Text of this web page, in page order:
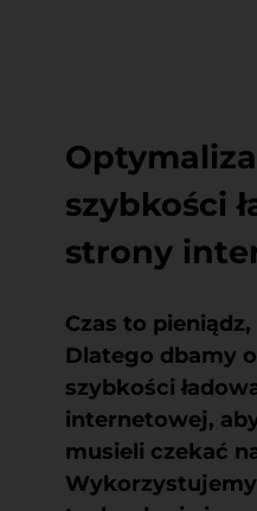
szybkości
strony
Czas to
Dlatego dbamy o
szybkości
internetowej,
musieli czekać